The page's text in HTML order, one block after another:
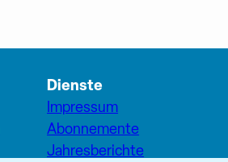
Dienste
Impressum
Abonnemente
Jahresberichte